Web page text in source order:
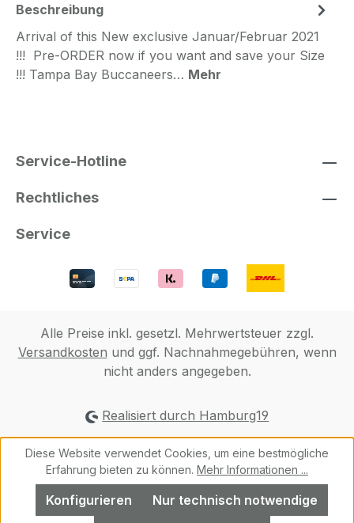
Beschreibung
Arrival of this New exclusive Januar/Februar 2021
!!! Pre-ORDER now if you want and save your Size
!!! Tampa Bay Buccaneers… Mehr
Service-Hotline
Rechtliches
Service
Alle Preise inkl. gesetzl. Mehrwertsteuer zzgl.
Versandkosten und ggf. Nachnahmegebühren, wenn
nicht anders angegeben.
Realisiert durch Hamburg19
Diese Website verwendet Cookies, um eine bestmögliche
Erfahrung bieten zu können. Mehr Informationen ...
Nur technisch notwendige
Konfigurieren